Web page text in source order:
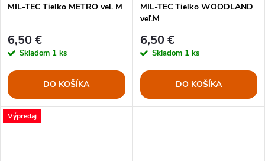
MIL-TEC Tielko METRO veľ. M
6,50 €
Skladom 1 ks
DO KOŠÍKA
MIL-TEC Tielko WOODLAND
veľ.M
6,50 €
Skladom 1 ks
DO KOŠÍKA
Výpredaj